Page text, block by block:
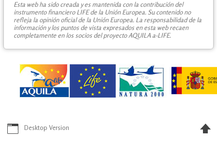
Esta web ha sido creada y es mantenida con la contribución del
instrumento financiero LIFE de la Unión Europea. Su contenido no
refleja la opinión oficial de la Unión Europea. La responsabilidad de la
información y los puntos de vista expresados en esta web recaen
completamente en los socios del proyecto AQUILA a-LIFE.
Desktop Version